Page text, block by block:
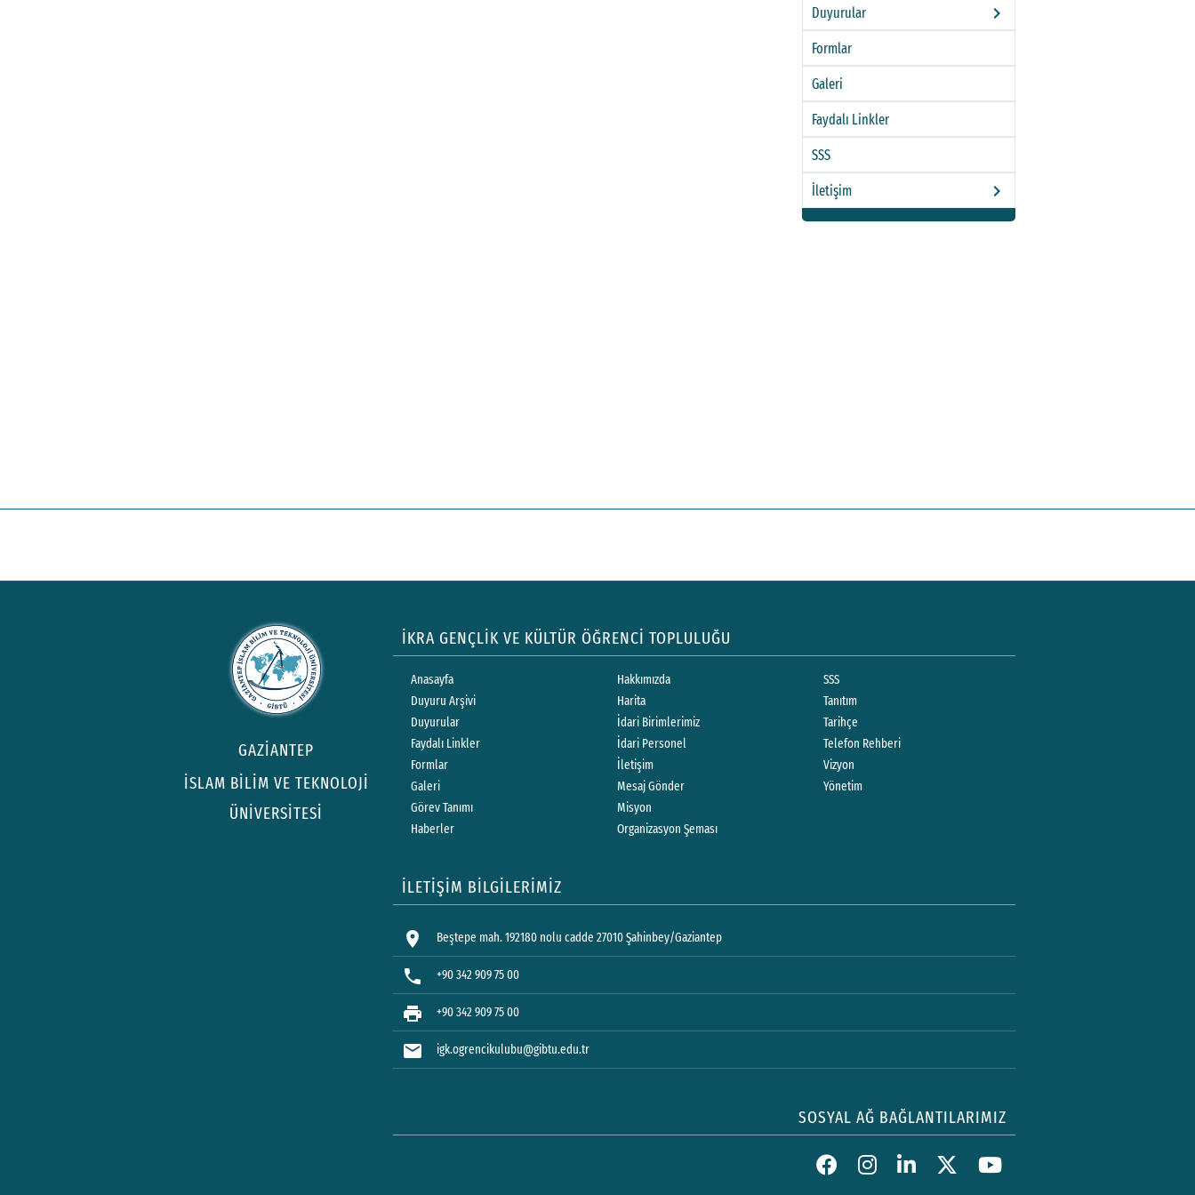
Duyurular keyboard_arrow_right
Formlar
Galeri
Faydalı Linkler
SSS
İletişim keyboard_arrow_right
GAZİANTEP
İSLAM BİLİM VE TEKNOLOJİ
ÜNİVERSİTESİ
İKRA GENÇLİK VE KÜLTÜR ÖĞRENCİ TOPLULUĞU
Anasayfa
Duyuru Arşivi
Duyurular
Faydalı Linkler
Formlar
Galeri
Görev Tanımı
Haberler
Hakkımızda
Harita
İdari Birimlerimiz
İdari Personel
İletişim
Mesaj Gönder
Misyon
Organizasyon Şeması
SSS
Tanıtım
Tarihçe
Telefon Rehberi
Vizyon
Yönetim
İLETİŞİM BİLGİLERİMİZ
location_on Beştepe mah. 192180 nolu cadde 27010 Şahinbey/Gaziantep
phone +90 342 909 75 00
print +90 342 909 75 00
mail igk.ogrencikulubu@gibtu.edu.tr
SOSYAL AĞ BAĞLANTILARIMIZ